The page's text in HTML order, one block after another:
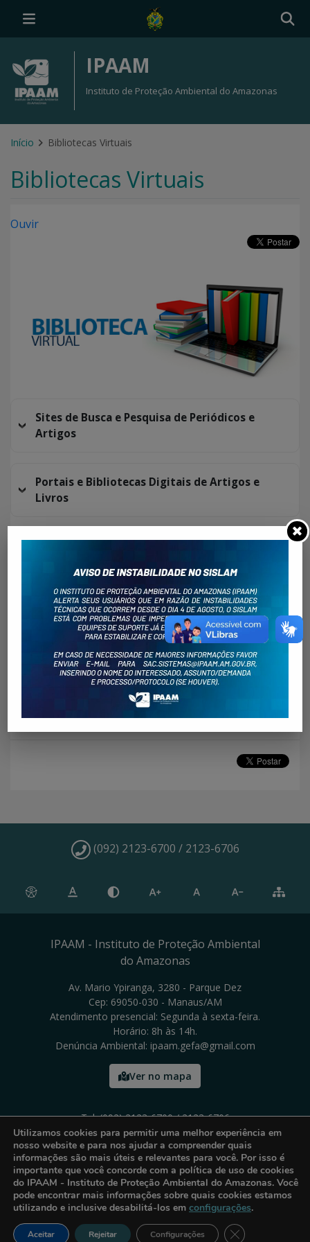
IPAAM
Instituto de Proteção Ambiental do Amazonas
Início Bibliotecas Virtuais
Bibliotecas Virtuais
Ouvir
Sites de Busca e Pesquisa de Periódicos e
Artigos
Portais e Bibliotecas Digitais de Artigos e
Livros
Cursos EAD de Treinamento e Capacitação
Principais Programas de Pós-Graduação na
área Socioambiental
Publicações produzidas pelos servidores
(092) 2123-6700 / 2123-6706
IPAAM - Instituto de Proteção Ambiental
do Amazonas
Av. Mario Ypiranga, 3280 - Parque Dez
Cep: 69050-030 - Manaus/AM
Atendimento presencial: Segunda à sexta-feira.
Horário: 8h às 14h.
Denúncia Ambiental: ipaam.gefa@gmail.com
Ver no mapa
Tel: (092) 2123-6700 / 2123-6706
Utilizamos cookies para permitir uma melhor experiência em
nosso website e para nos ajudar a compreender quais
informações são mais úteis e relevantes para você. Por isso é
importante que você concorde com a política de uso de cookies
do IPAAM - Instituto de Proteção Ambiental do Amazonas. Você
pode encontrar mais informações sobre quais cookies estamos
utilizando e inclusive desabilitá-los em configurações.
Aceitar Rejeitar Configurações Close GDPR